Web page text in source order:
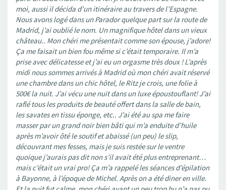
moi, aussi il décida d’un itinéraire au travers de l’Espagne.
Nous avons logé dans un Parador quelque part sur la route de
Madrid, j’ai oublié le nom. Un magnifique hôtel dans un vieux
château.. Mon chéri me présentait comme son épouse, j’adore!
Ça me faisait un bien fou même si c’était temporaire. Il m’a
prise avec délicatesse et j’ai eu un orgasme très doux ! L’après
midi nous sommes arrivés à Madrid où mon chéri avait réservé
une chambre dans un chic hôtel, le Ritz je crois, une folie à
500€ la nuit. J’ai vécu une nuit dans un luxe époustouflant! J’ai
raflé tous les produits de beauté offert dans la salle de bain,
les savates en tissu éponge, etc.. J’ai été au spa me faire
masser par un grand noir bien bâti qui m’a enduite d’huile
après m’avoir ôté le soutif et abaissé (un peu) le slip,
découvrant mes fesses, mais je suis restée sur le ventre
quoique j’aurais pas dit non s’il avait été plus entreprenant…
mais c’était un vrai pro! Ça m’a rappelé les séances d’épilation
à Bayonne, à l’époque de Michel. Après on a été diner en ville.